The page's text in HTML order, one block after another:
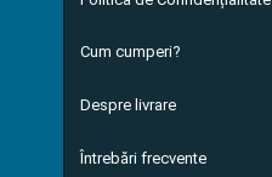
Cum cumperi?
Despre livrare
Întrebări frecvente